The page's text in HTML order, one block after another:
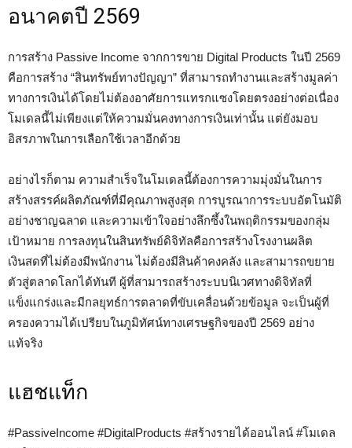
อนาคตปี 2569
การสร้าง Passive Income จากการขาย Digital Products ในปี 2569
คือการสร้าง “สินทรัพย์ทางปัญญา” ที่สามารถทำงานและสร้างมูลค่า
ทางการเงินได้โดยไม่ต้องอาศัยการแทรกแซงโดยตรงอย่างต่อเนื่อง
โมเดลนี้ไม่เพียงแต่ให้ความมั่นคงทางการเงินเท่านั้น แต่ยังมอบ
อิสรภาพในการเลือกใช้เวลาอีกด้วย
อย่างไรก็ตาม ความสำเร็จในโมเดลนี้ต้องการความมุ่งมั่นในการ
สร้างสรรค์ผลิตภัณฑ์ที่มีคุณภาพสูงสุด การบูรณาการระบบอัตโนมัติ
อย่างชาญฉลาด และความเข้าใจอย่างลึกซึ้งในพฤติกรรมของกลุ่ม
เป้าหมาย การลงทุนในสินทรัพย์ดิจิทัลคือการสร้างโรงงานผลิต
เงินสดที่ไม่ต้องมีพนักงาน ไม่ต้องมีสินค้าคงคลัง และสามารถขยาย
ตัวสู่ตลาดโลกได้ทันที ผู้ที่สามารถสร้างระบบนิเวศทางดิจิทัลที่
แข็งแกร่งและมีกลยุทธ์การตลาดที่ขับเคลื่อนด้วยข้อมูล จะเป็นผู้ที่
ครองความได้เปรียบในภูมิทัศน์ทางเศรษฐกิจของปี 2569 อย่าง
แท้จริง
แฮชแท็ก
#PassiveIncome #DigitalProducts #สร้างรายได้ออนไลน์ #โมเดล